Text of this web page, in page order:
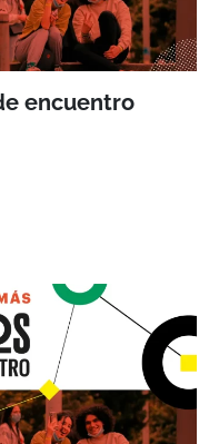
encuentro